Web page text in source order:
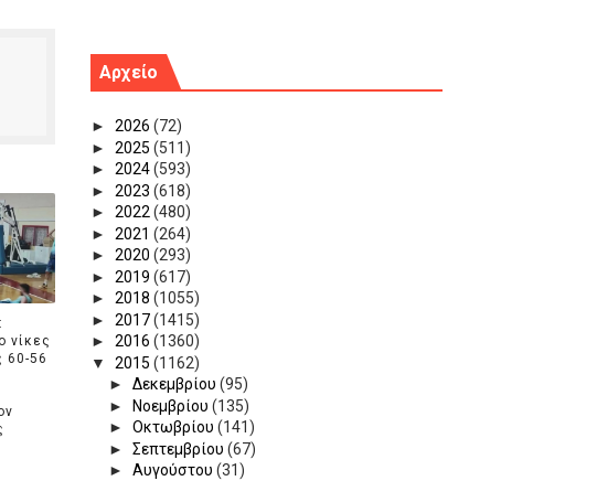
νίκες
60-56
Αρχείο
► 2026 (72)
► 2025 (511)
► 2024(593)
► 2023 (618)
► 2022(480)
► 2021 (264)
► 2020 (293)
► 2019 (617)
► 2018 (1055)
► 2017(1415)
► 2016 (1360)
▼ 2015 (1162)
►Δεκεμβρίου(95)
► Νοεμβρίου(135)
►Οκτωβρίου(141)
►Σεπτεμβρίου(67)
►Αυγούστου(31)